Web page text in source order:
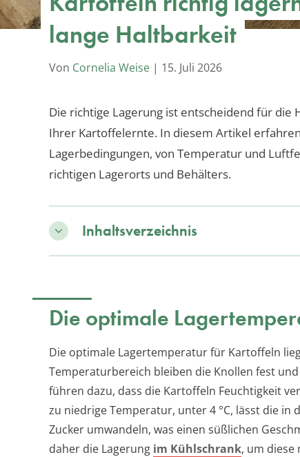
lange Haltbarkeit
Von Cornelia Weise | 15. Juli 2026
Die richtige Lagerung ist entscheidend für die
Ihrer Kartoffelernte. In diesem Artikel
Lagerbedingungen, von Temperatur und
richtigen Lagerorts und Behälters.
Inhaltsverzeichnis
Die optimale
Die optimale Lagertemperatur für Kartoffeln
Temperaturbereich bleiben die Knollen fest
führen dazu, dass die Kartoffeln Feuchtigkeit
zu niedrige Temperatur, unter 4 °C, lässt die in
Zucker umwandeln, was einen süßlichen
daher die Lagerung im Kühlschrank, um diese